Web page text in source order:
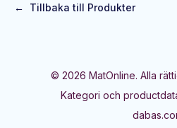
← Tillbaka till Produkter
© 2026 MatOnline. Alla
Kategori och